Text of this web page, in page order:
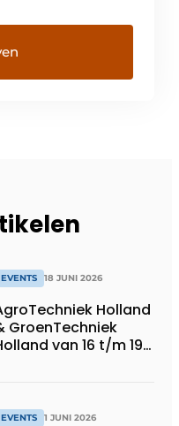
EVENTS 18 JUNI 2026
Holland
GroenTechniek
van 16 t/m 19
EVENTS 1 JUNI 2026